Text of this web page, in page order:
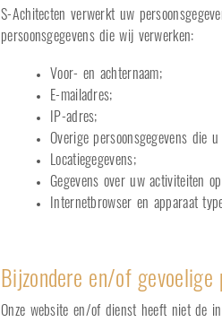
S-Achitecten verwerkt uw
persoonsgegevens die wij verwerken:
Voor- en achternaam;
E-mailadres;
IP-adres;
Overige persoonsgegevens die
Locatiegegevens;
Gegevens over uw activiteiten
Internetbrowser en apparaat
Bijzondere en/of gevoelige
Onze website en/of dienst heeft niet de